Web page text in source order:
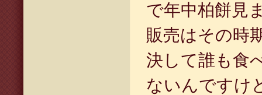
で年中柏餅見
販売はその時
決して誰も食
ないんですけ